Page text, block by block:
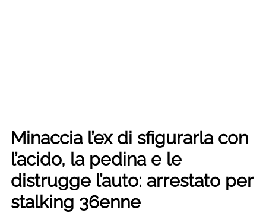
Minaccia l’ex di sfigurarla con
l’acido, la pedina e le
distrugge l’auto: arrestato per
stalking 36enne